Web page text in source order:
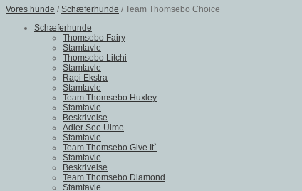
Vores hunde / Schæferhunde / Team Thomsebo Choice
Schæferhunde
Thomsebo Fairy
Stamtavle
Thomsebo Litchi
Stamtavle
Rapi Ekstra
Stamtavle
Team Thomsebo Huxley
Stamtavle
Beskrivelse
Adler See Ulme
Stamtavle
Team Thomsebo Give It`
Stamtavle
Beskrivelse
Team Thomsebo Diamond
Stamtavle